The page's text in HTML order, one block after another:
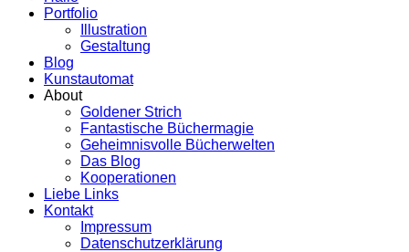
Portfolio
Illustration
Gestaltung
Blog
Kunstautomat
About
Goldener Strich
Fantastische Büchermagie
Geheimnisvolle Bücherwelten
Das Blog
Kooperationen
Liebe Links
Kontakt
Impressum
Datenschutzerklärung